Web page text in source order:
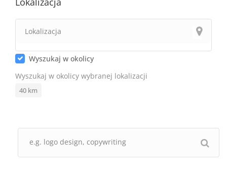
Wyszukaj w okolicy
Wyszukaj w okolicy wybranej lokalizacji
40 km